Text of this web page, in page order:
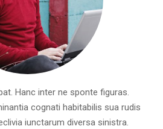
Hanc inter ne sponte figuras.
cognati habitabilis sua rudis
iunctarum diversa sinistra.